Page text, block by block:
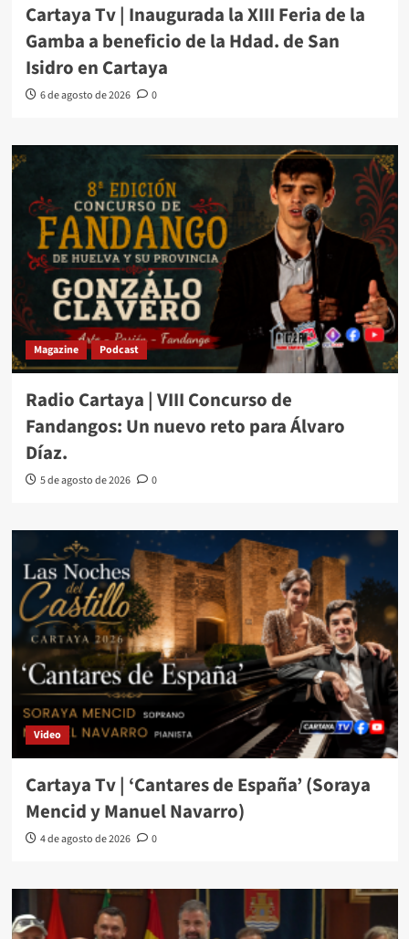
Cartaya Tv | Inaugurada la XIII Feria de la
Gamba a beneficio de la Hdad. de San
Isidro en Cartaya
6 de agosto de 2026 0
Magazine Podcast
Radio Cartaya | VIII Concurso de
Fandangos: Un nuevo reto para Álvaro
Díaz.
5 de agosto de 2026 0
Video
Cartaya Tv | ‘Cantares de España’ (Soraya
Mencid y Manuel Navarro)
4 de agosto de 2026 0